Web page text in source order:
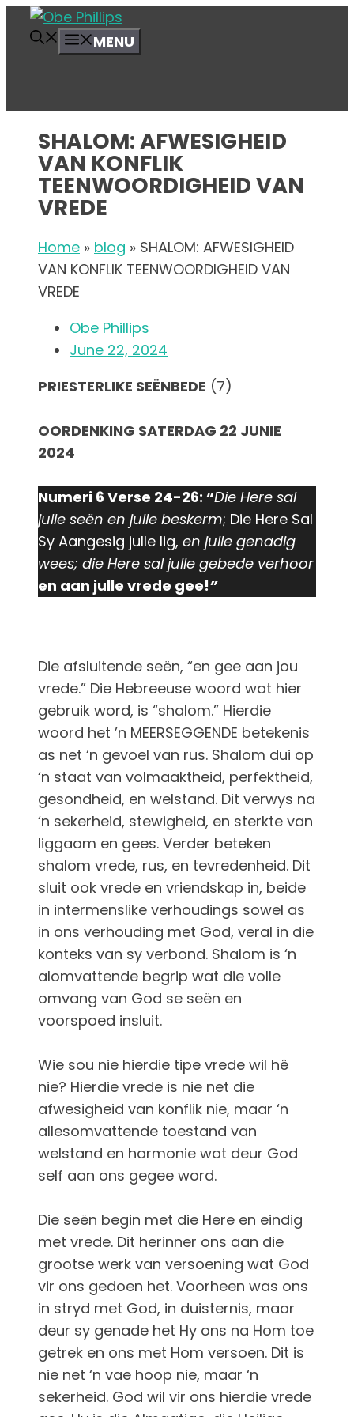
Skip
content
MENU
SHALOM: AFWESIGHEID
VAN KONFLIK
TEENWOORDIGHEID VAN
VREDE
Home » blog » SHALOM: AFWESIGHEID
VAN KONFLIK TEENWOORDIGHEID VAN
VREDE
Obe Phillips
June 22, 2024
PRIESTERLIKE SEËNBEDE (7)
OORDENKING SATERDAG 22 JUNIE
2024
Numeri 6 Verse 24-26: “Die Here sal
julle seën en julle beskerm; Die Here Sal
Sy Aangesig julle lig, en julle genadig
wees; die Here sal julle gebede verhoor
en aan julle vrede gee!”
Die afsluitende seën, “en gee aan jou
vrede.” Die Hebreeuse woord wat hier
gebruik word, is “shalom.” Hierdie
woord het ’n MEERSEGGENDE betekenis
as net ‘n gevoel van rus. Shalom dui op
‘n staat van volmaaktheid, perfektheid,
gesondheid, en welstand. Dit verwys na
‘n sekerheid, stewigheid, en sterkte van
liggaam en gees. Verder beteken
shalom vrede, rus, en tevredenheid. Dit
sluit ook vrede en vriendskap in, beide
in intermenslike verhoudings sowel as
in ons verhouding met God, veral in die
konteks van sy verbond. Shalom is ‘n
alomvattende begrip wat die volle
omvang van God se seën en
voorspoed insluit.
Wie sou nie hierdie tipe vrede wil hê
nie? Hierdie vrede is nie net die
afwesigheid van konflik nie, maar ‘n
allesomvattende toestand van
welstand en harmonie wat deur God
self aan ons gegee word.
Die seën begin met die Here en eindig
met vrede. Dit herinner ons aan die
grootse werk van versoening wat God
vir ons gedoen het. Voorheen was ons
in stryd met God, in duisternis, maar
deur sy genade het Hy ons na Hom toe
getrek en ons met Hom versoen. Dit is
nie net ‘n vae hoop nie, maar ‘n
sekerheid. God wil vir ons hierdie vrede